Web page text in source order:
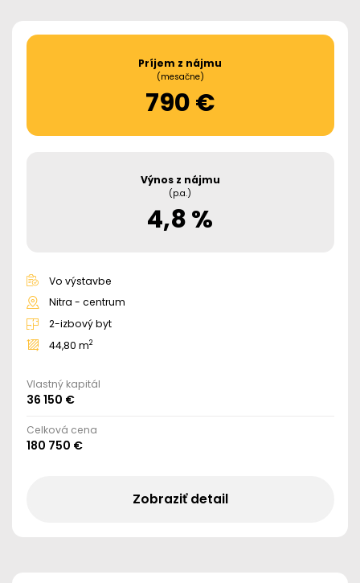
Príjem z nájmu
(mesačne)
790 €
Výnos z nájmu
(p.a.)
4,8 %
Vo výstavbe
Nitra - centrum
2-izbový byt
44,80 m2
Vlastný kapitál
36 150 €
Celková cena
180 750 €
Zobraziť detail